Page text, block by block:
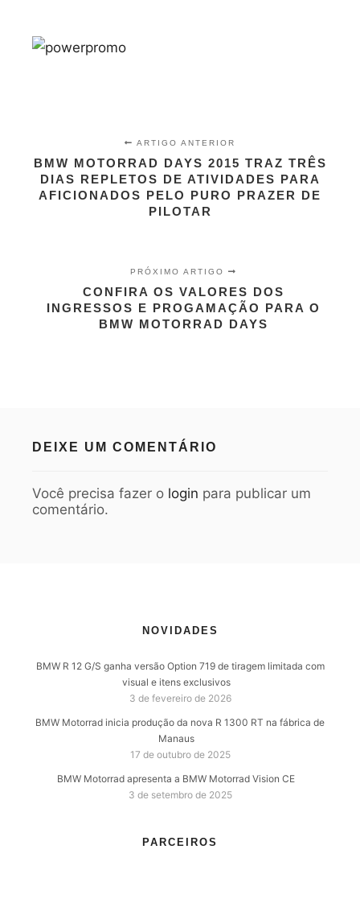
ARTIGO ANTERIOR
BMW MOTORRAD DAYS 2015 TRAZ TRÊS
DIAS REPLETOS DE ATIVIDADES PARA
AFICIONADOS PELO PURO PRAZER DE
PILOTAR
PRÓXIMO ARTIGO
CONFIRA OS VALORES DOS
INGRESSOS E PROGAMAÇÃO PARA O
BMW MOTORRAD DAYS
DEIXE UM COMENTÁRIO
Você precisa fazer o login para publicar um
comentário.
NOVIDADES
BMW R 12 G/S ganha versão Option 719 de tiragem limitada com
visual e itens exclusivos
3 de fevereiro de 2026
BMW Motorrad inicia produção da nova R 1300 RT na fábrica de
Manaus
17 de outubro de 2025
BMW Motorrad apresenta a BMW Motorrad Vision CE
3 de setembro de 2025
PARCEIROS